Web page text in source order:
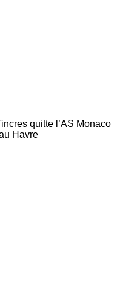
quitte l’AS Monaco
Havre